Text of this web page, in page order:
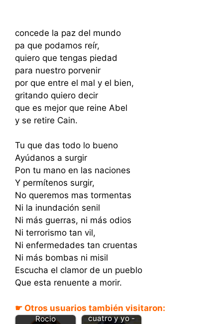
concede la paz del mundo
pa que podamos reír,
quiero que tengas piedad
para nuestro porvenir
por que entre el mal y el bien,
gritando quiero decir
que es mejor que reine Abel
y se retire Cain.
Tu que das todo lo bueno
Ayúdanos a surgir
Pon tu mano en las naciones
Y permítenos surgir,
No queremos mas tormentas
Ni la inundación senil
Ni más guerras, ni más odios
Ni terrorismo tan vil,
Ni enfermedades tan cruentas
Ni más bombas ni misil
Escucha el clamor de un pueblo
Que esta renuente a morir.
☛ Otros usuarios también visitaron:
Deja los celos -
Rocio
Mi padre, mi
cuatro y yo -